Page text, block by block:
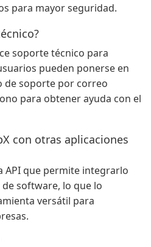
para mayor seguridad.
soporte técnico para
pueden ponerse en
de soporte por correo
para obtener ayuda con el
con otras aplicaciones
API que permite integrarlo
software, lo que lo
versátil para